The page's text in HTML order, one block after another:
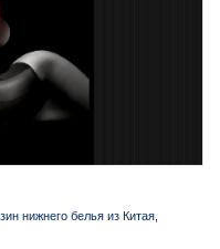
нижнего белья из Китая,